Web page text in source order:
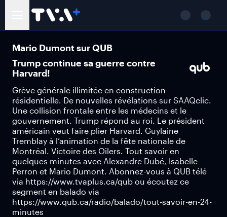
Mario Dumont sur QUB
Trump continue sa guerre contre
Harvard!
Grève générale illimitée en construction
résidentielle. De nouvelles révélations sur SAAQclic.
Une collision frontale entre les médecins et le
gouvernement. Trump répond au roi. Le président
américain veut faire plier Harvard. Guylaine
Tremblay à l’animation de la fête nationale de
Montréal. Victoire des Oilers. Tout savoir en
quelques minutes avec Alexandre Dubé, Isabelle
Perron et Mario Dumont. Abonnez-vous à QUB télé
via https://www.tvaplus.ca/qub ou écoutez ce
segment en balado via
https://www.qub.ca/radio/balado/tout-savoir-en-24-
minutes